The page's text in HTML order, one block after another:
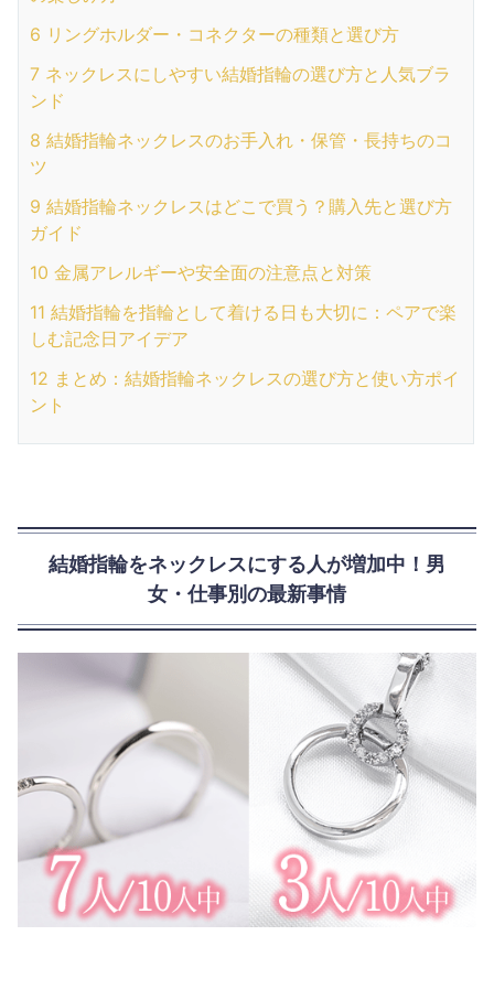
6 リングホルダー・コネクターの種類と選び方
7 ネックレスにしやすい結婚指輪の選び方と人気ブラ
ンド
8 結婚指輪ネックレスのお手入れ・保管・長持ちのコ
ツ
9 結婚指輪ネックレスはどこで買う？購入先と選び方
ガイド
10 金属アレルギーや安全面の注意点と対策
11 結婚指輪を指輪として着ける日も大切に：ペアで楽
しむ記念日アイデア
12 まとめ：結婚指輪ネックレスの選び方と使い方ポイ
ント
結婚指輪をネックレスにする人が増加中！男
女・仕事別の最新事情